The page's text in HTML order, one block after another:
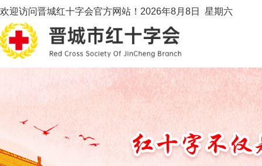
欢迎访问晋城红十字会官方网站！ 2026年8月8日 星期六